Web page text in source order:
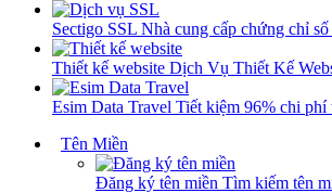
Sectigo SSL Nhà cung cấp chứng chỉ
Thiết kế website Dịch Vụ Thiết Kế
Esim Data Travel Tiết kiệm 96% chi phí
Tên Miền
Đăng ký tên miền Tìm kiếm tên